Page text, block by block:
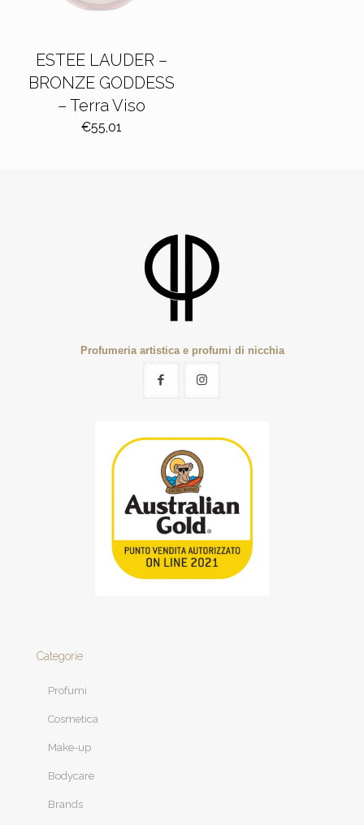
ESTEE LAUDER –
BRONZE GODDESS
– Terra Viso
€55,01
Profumeria artistica e profumi di nicchia
Categorie
Profumi
Cosmetica
Make-up
Bodycare
Brands